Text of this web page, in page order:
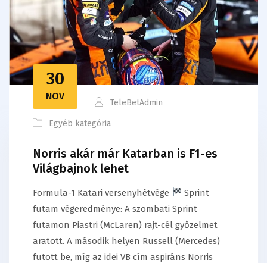
30
NOV
TeleBetAdmin
Egyéb kategória
Norris akár már Katarban is F1-es
Világbajnok lehet
Formula-1 Katari versenyhétvége
Sprint
futam végeredménye: A szombati Sprint
futamon Piastri (McLaren) rajt-cél győzelmet
aratott. A második helyen Russell (Mercedes)
futott be, míg az idei VB cím aspiráns Norris